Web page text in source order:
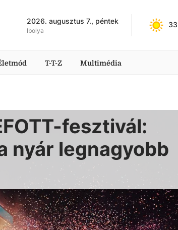
2026. augusztus 7., péntek
Ibolya
33
T-T-Z Multimédia
fesztivál:
nyár legnagyobb